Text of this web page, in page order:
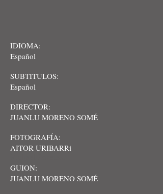
IDIOMA:
Español
SUBTITULOS:
Español
DIRECTOR:
JUANLU MORENO SOMÉ
FOTOGRAFÍA:
AITOR URIBARRi
GUION:
JUANLU MORENO SOMÉ